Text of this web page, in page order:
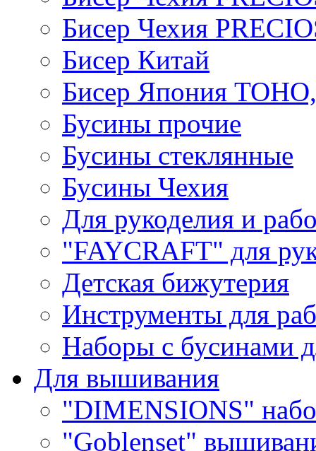
Бисер Чехия
Бисер Китай
Бисер Япония
Бусины прочие
Бусины стеклянные
Бусины Чехия
Для рукоделия и
"FAYCRAFT" для
Детская бижутерия
Инструменты для
Наборы с бусинами
Для вышивания
"DIMENSIONS"
"Goblenset"